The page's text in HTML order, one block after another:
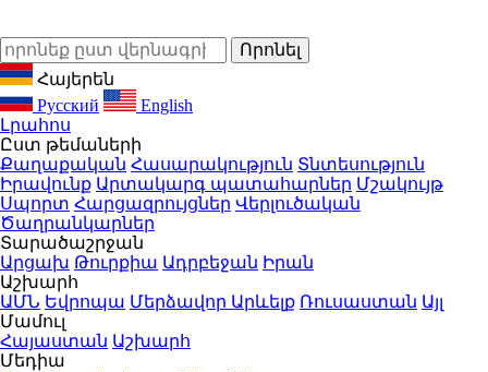
Հայերեն
Русский
English
Լրահոս
Ըստ թեմաների
Քաղաքական Հասարակություն Տնտեսություն
Իրավունք Արտակարգ պատահարներ Մշակույթ
Սպորտ Հարցազրույցներ Վերլուծական
Ծաղրանկարներ
Տարածաշրջան
Արցախ Թուրքիա Ադրբեջան Իրան
Աշխարհ
ԱՄՆ Եվրոպա Մերձավոր Արևելք Ռուսաստան Այլ
Մամուլ
Հայաստան Աշխարհ
Մեդիա